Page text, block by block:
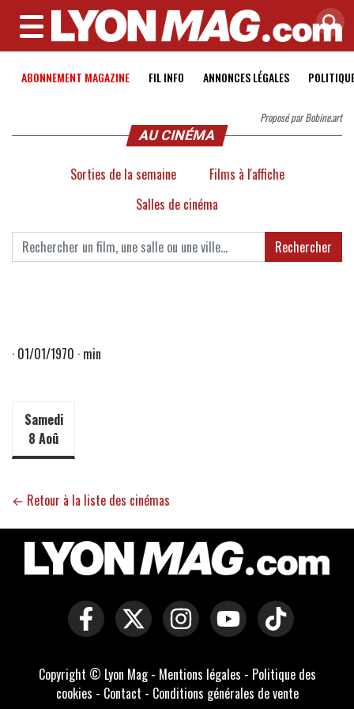
MENU
ABONNEMENT MAGAZINE FIL INFO ANNONCES LÉGALES
Proposé par Bobine.art
AU CINÉMA
Sorties de la semaine
Films à l'affiche
Salles de cinéma
Rechercher
· 01/01/1970 · min
Samedi
8 Aoû
← Retour à la liste des cinémas
Copyright © Lyon Mag - Mentions légales - Politique des
cookies - Contact - Conditions générales de vente